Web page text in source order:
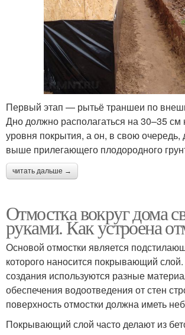
Первый этап — рытьё траншеи по
Дно должно располагаться на 30–35 см
уровня покрытия, а он, в свою
выше прилегающего плодородного
читать дальше →
Отмостка вокруг дома
руками. Как устроена
Основой отмостки является
которого наносится покрывающий
создания используются разные
обеспечения водоотведения от стен
поверхность отмостки должна иметь
Покрывающий слой часто делают из